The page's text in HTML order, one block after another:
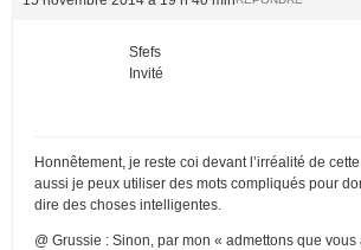
Sfefs
Invité
Honnêtement, je reste coi devant l’irréalité de
aussi je peux utiliser des mots compliqués pour
dire des choses intelligentes.
@ Grussie : Sinon, par mon « admettons que vous